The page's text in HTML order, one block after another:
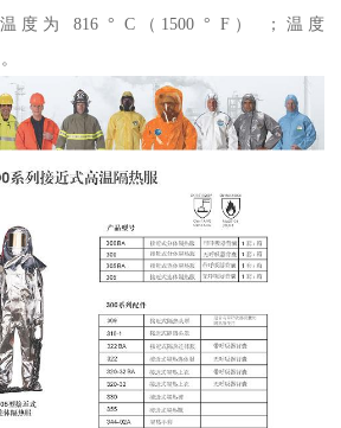
度为 816 ° C（1500 ° F） ；温度